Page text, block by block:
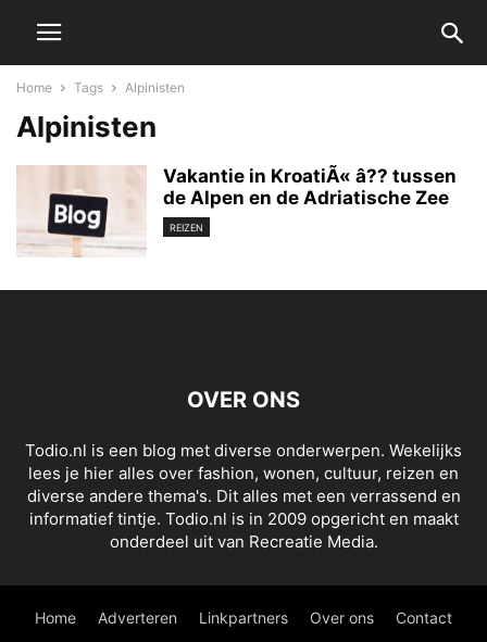
Home Tags Alpinisten
Alpinisten
Vakantie in KroatiÃ« â?? tussen
de Alpen en de Adriatische Zee
REIZEN
OVER ONS
Todio.nl is een blog met diverse onderwerpen. Wekelijks
lees je hier alles over fashion, wonen, cultuur, reizen en
diverse andere thema's. Dit alles met een verrassend en
informatief tintje. Todio.nl is in 2009 opgericht en maakt
onderdeel uit van Recreatie Media.
Home Adverteren Linkpartners Over ons Contact